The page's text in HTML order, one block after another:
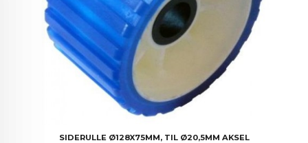
SIDERULLE Ø128X75MM, TIL Ø20,5MM AKSEL